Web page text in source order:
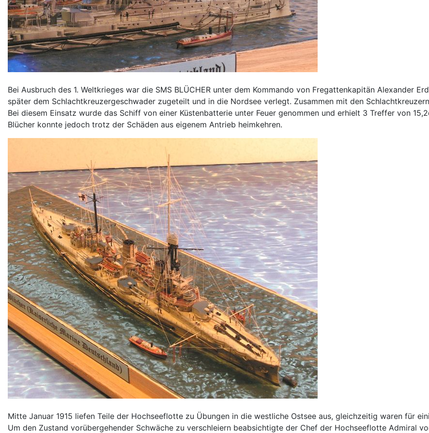
Bei Ausbruch des 1. Weltkrieges war die SMS BLÜCHER unter dem Kommando von Fregattenkapitän Alexander
später dem Schlachtkreuzergeschwader zugeteilt und in die Nordsee verlegt. Zusammen mit den
Bei diesem Einsatz wurde das Schiff von einer Küstenbatterie unter Feuer genommen und erhielt 3 Treffer von
Blücher konnte jedoch trotz der Schäden aus eigenem Antrieb heimkehren.
Mitte Januar 1915 liefen Teile der Hochseeflotte zu Übungen in die westliche Ostsee aus, gleichzeitig waren für
Um den Zustand vorübergehender Schwäche zu verschleiern beabsichtigte der Chef der Hochseeflotte Admiral